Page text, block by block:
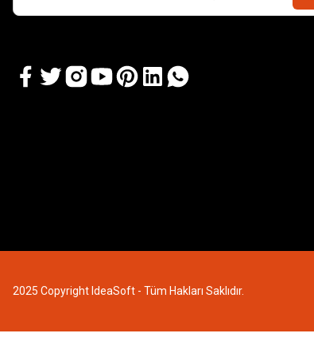
2025 Copyright IdeaSoft - Tüm Hakları Saklıdır.